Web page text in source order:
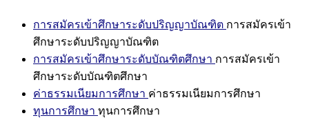
การสมัครเข้าศึกษาระดับปริญญาบัณฑิต การสมัครเข้า
ศึกษาระดับปริญญาบัณฑิต
การสมัครเข้าศึกษาระดับบัณฑิตศึกษา การสมัครเข้า
ศึกษาระดับบัณฑิตศึกษา
ค่าธรรมเนียมการศึกษา ค่าธรรมเนียมการศึกษา
ทุนการศึกษา ทุนการศึกษา